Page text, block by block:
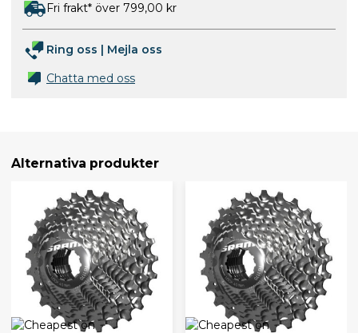
Fri frakt* över 799,00 kr
Ring oss | Mejla oss
Chatta med oss
Alternativa produkter